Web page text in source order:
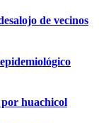
de vecinos
huachicol